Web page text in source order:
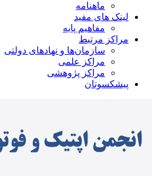
ماهنامه
لینک های مفید
مفاهیم پایه
مراکز مرتبط
سازمان‌ها و نهادهای دولتی
مراکز علمی
مراکز پژوهشی
پیشکسوتان